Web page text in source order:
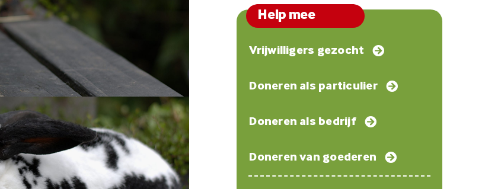
Help mee
Vrijwilligers gezocht
Doneren als particulier
Doneren als bedrijf
Doneren van goederen